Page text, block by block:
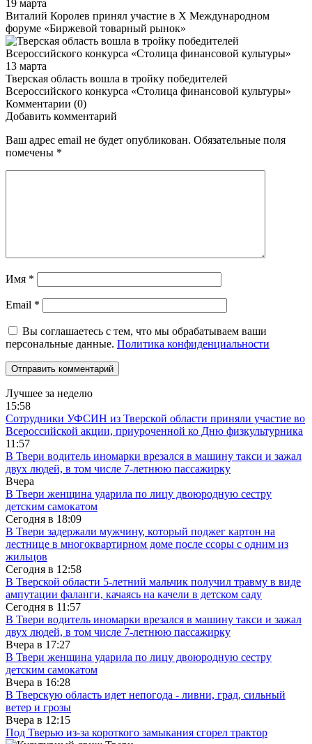
19 марта
Виталий Королев принял участие в X Международном
форуме «Биржевой товарный рынок»
13 марта
Тверская область вошла в тройку победителей
Всероссийского конкурса «Столица финансовой культуры»
Комментарии (0)
Добавить комментарий
Ваш адрес email не будет опубликован. Обязательные поля
помечены *
Имя *
Email *
Вы соглашаетесь с тем, что мы обрабатываем ваши
персональные данные. Политика конфиденциальности
Лучшее за неделю
15:58
Сотрудники УФСИН из Тверской области приняли участие во
Всероссийской акции, приуроченной ко Дню физкультурника
11:57
В Твери водитель иномарки врезался в машину такси и зажал
двух людей, в том числе 7-летнюю пассажирку
Вчера
В Твери женщина ударила по лицу двоюродную сестру
детским самокатом
Сегодня в 18:09
В Твери задержали мужчину, который поджег картон на
лестнице в многоквартирном доме после ссоры с одним из
жильцов
Сегодня в 12:58
В Тверской области 5-летний мальчик получил травму в виде
ампутации фаланги, качаясь на качели в детском саду
Сегодня в 11:57
В Твери водитель иномарки врезался в машину такси и зажал
двух людей, в том числе 7-летнюю пассажирку
Вчера в 17:27
В Твери женщина ударила по лицу двоюродную сестру
детским самокатом
Вчера в 16:28
В Тверскую область идет непогода - ливни, град, сильный
ветер и грозы
Вчера в 12:15
Под Тверью из-за короткого замыкания сгорел трактор